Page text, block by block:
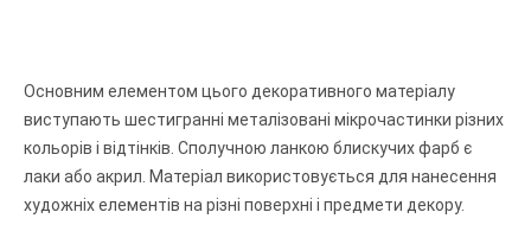
Основним елементом цього декоративного матеріалу
виступають шестигранні металізовані мікрочастинки різних
кольорів і відтінків. Сполучною ланкою блискучих фарб є
лаки або акрил. Матеріал використовується для нанесення
художніх елементів на різні поверхні і предмети декору.